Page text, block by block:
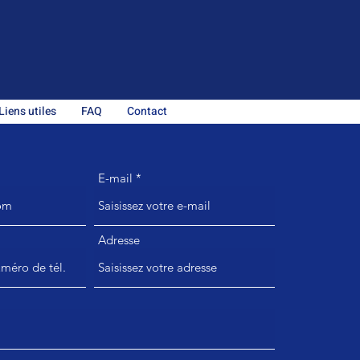
Liens utiles FAQ Contact
E-mail
Adresse